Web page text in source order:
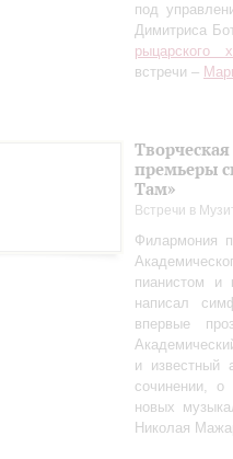
под
Димитриса
рыцарского
встречи –
премьеры
Там»
Встречи в
Филармония
пианистом и
написал
впервые
и известный
сочинении,
новых
Николая